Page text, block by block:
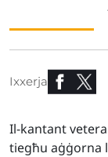
Ixxerja
Il-kantant
tiegħu aġġorna